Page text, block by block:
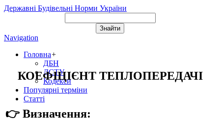
Державні Будівельні Норми України
Navigation
Головна+
ДБН
ДСТУ
Кодекси
Популярні терміни
Статті
КОЕФІЦІЄНТ ТЕПЛОПЕРЕДАЧІ
👉 Визначення: